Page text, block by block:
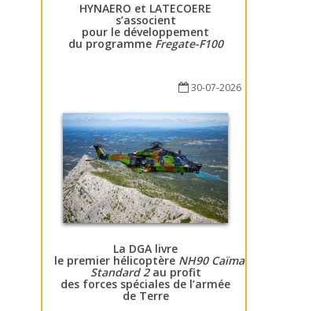
HYNAERO et LATECOERE
s’associent
pour le développement
du programme Fregate-F100
30-07-2026
La DGA livre
le premier hélicoptère NH90 Caïman
Standard 2au profit
des forces spéciales de l’armée
de Terre